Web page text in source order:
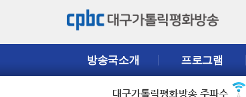
방송국소개 프로그램